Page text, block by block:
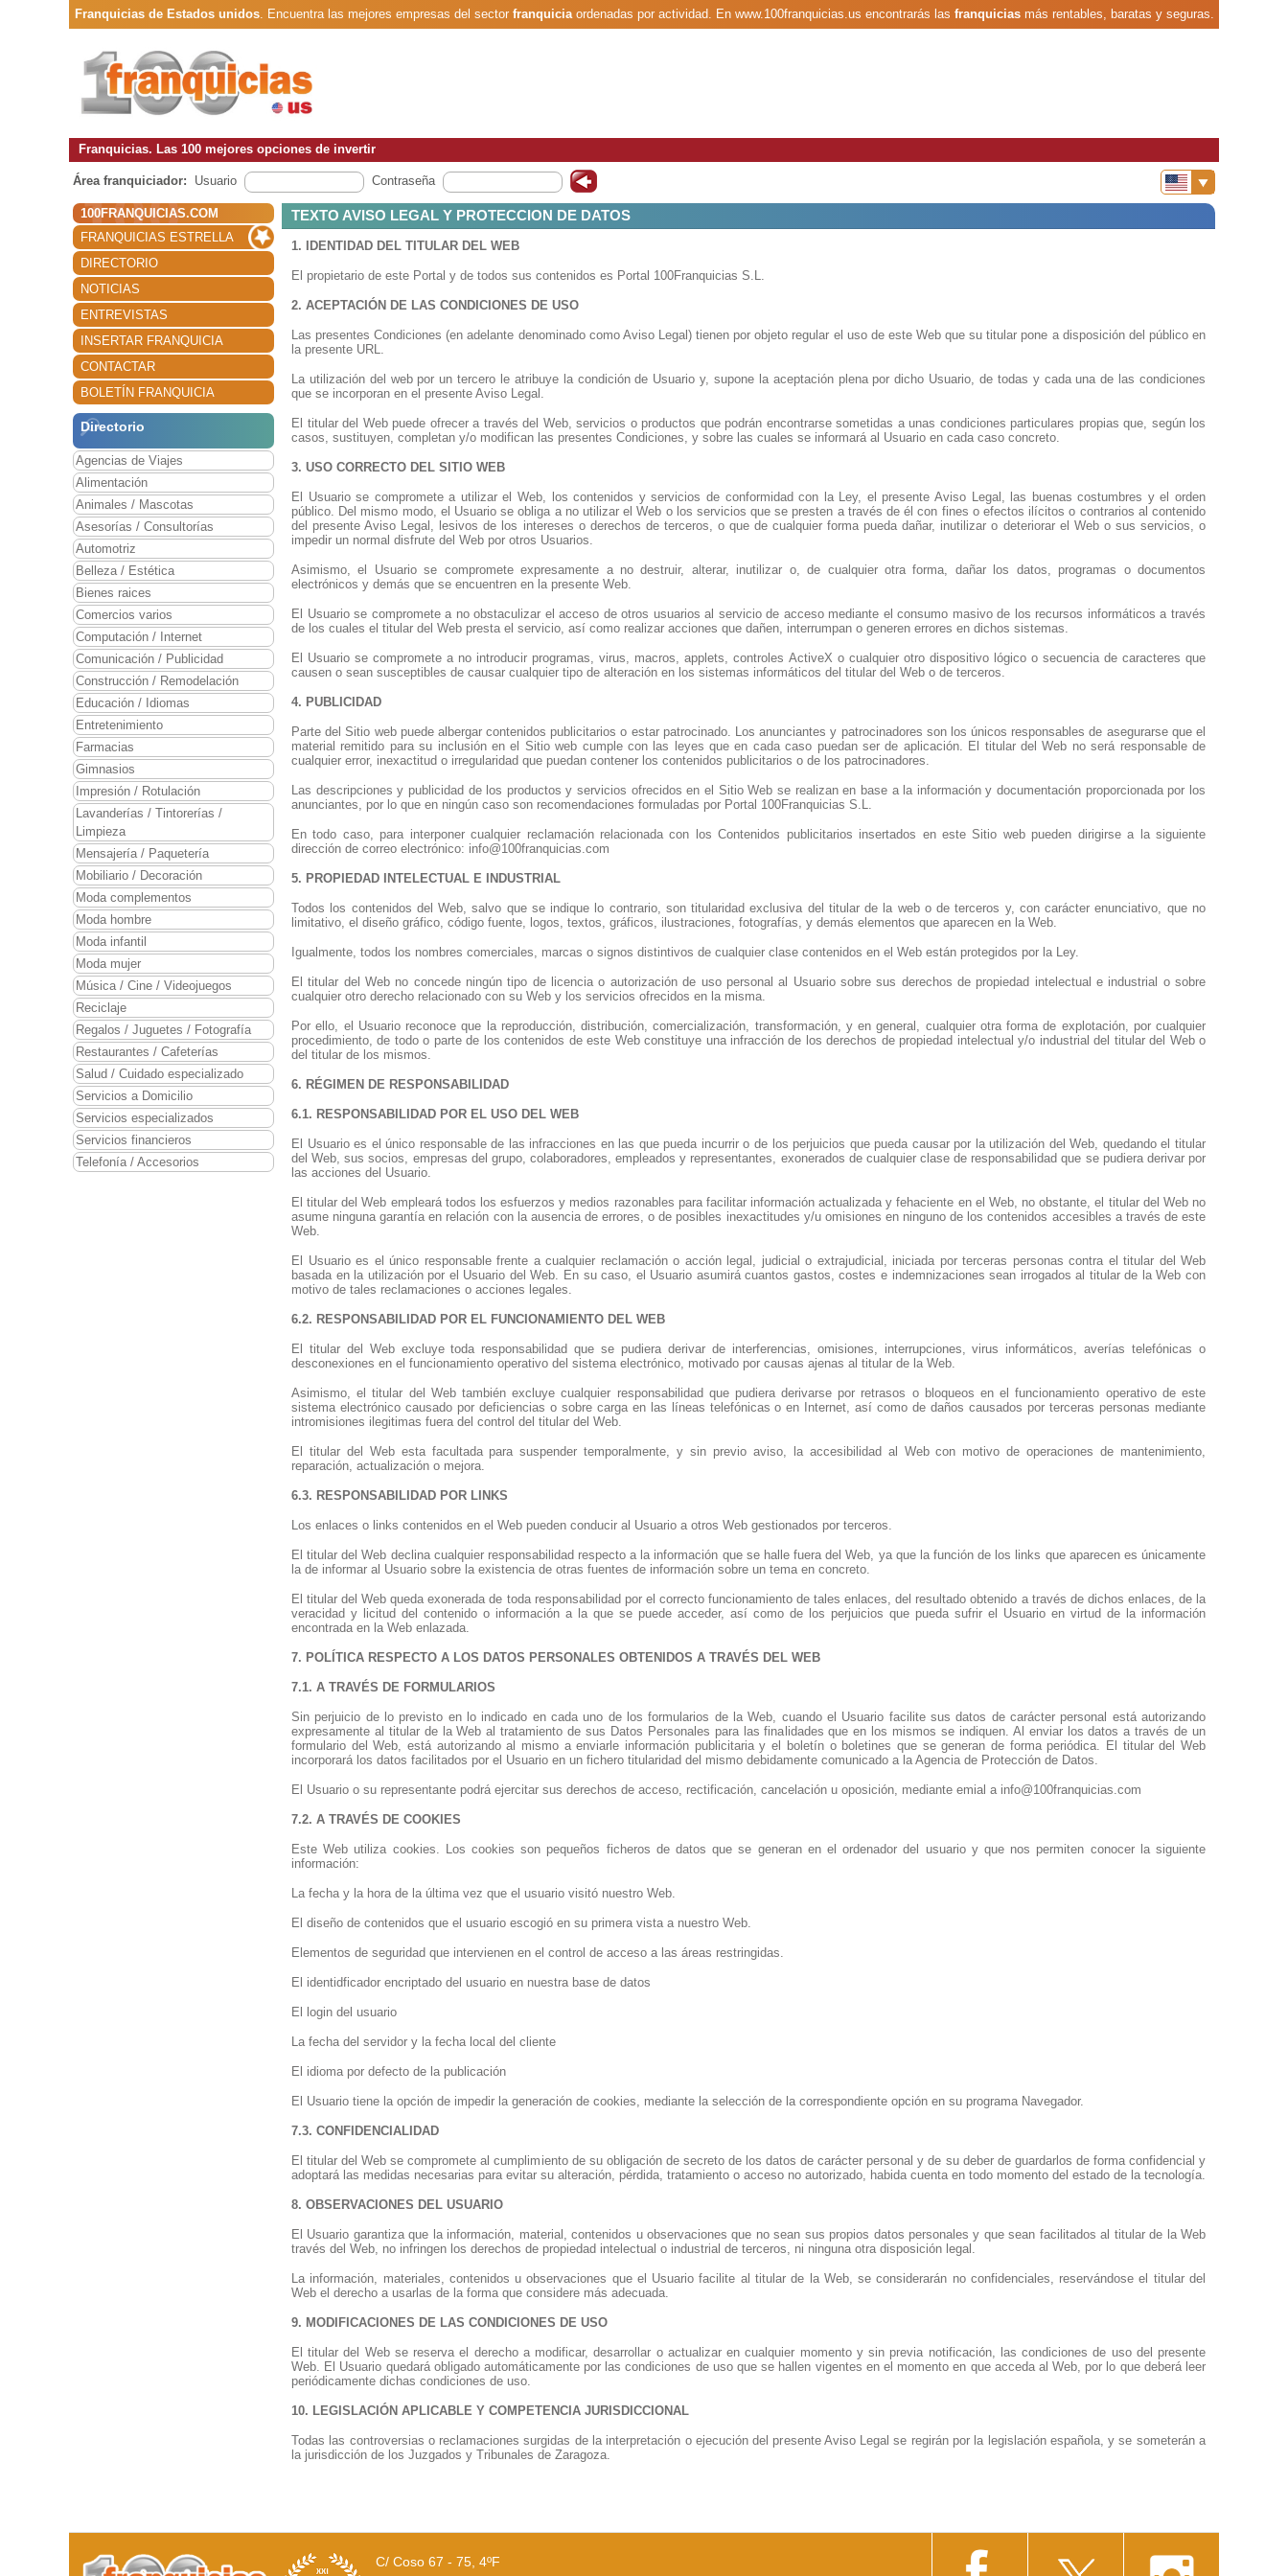
Franquicias de Estados unidos. Encuentra las mejores empresas del sector franquiciaordenadas por actividad. En www.100franquicias.us encontrarás las franquiciasmás rentables, baratas y seguras.
Franquicias. Las 100 mejores opciones de invertir
Área franquiciador: Usuario Contraseña
100FRANQUICIAS.COM
FRANQUICIAS ESTRELLA
DIRECTORIO
NOTICIAS
ENTREVISTAS
INSERTAR FRANQUICIA
CONTACTAR
BOLETÍN FRANQUICIA
Directorio
Agencias de Viajes
Alimentación
Animales / Mascotas
Asesorías / Consultorías
Automotriz
Belleza / Estética
Bienes raices
Comercios varios
Computación / Internet
Comunicación / Publicidad
Construcción / Remodelación
Educación / Idiomas
Entretenimiento
Farmacias
Gimnasios
Impresión / Rotulación
Lavanderías / Tintorerías /
Limpieza
Mensajería / Paquetería
Mobiliario / Decoración
Moda complementos
Moda hombre
Moda infantil
Moda mujer
Música / Cine / Videojuegos
Reciclaje
Regalos / Juguetes / Fotografía
Restaurantes / Cafeterías
Salud / Cuidado especializado
Servicios a Domicilio
Servicios especializados
Servicios financieros
Telefonía / Accesorios
TEXTO AVISO LEGAL Y PROTECCION DE DATOS
1. IDENTIDAD DEL TITULAR DEL WEB
El propietario de este Portal y de todos sus contenidos es Portal 100Franquicias S.L.
2. ACEPTACIÓN DE LAS CONDICIONES DE USO
Las presentes Condiciones (en adelante denominado como Aviso Legal) tienen por objeto regular el uso de este Web que su titular pone a disposición del público en
la presente URL.
La utilización del web por un tercero le atribuye la condición de Usuario y, supone la aceptación plena por dicho Usuario, de todas y cada una de las condiciones
que se incorporan en el presente Aviso Legal.
El titular del Web puede ofrecer a través del Web, servicios o productos que podrán encontrarse sometidas a unas condiciones particulares propias que, según los
casos, sustituyen, completan y/o modifican las presentes Condiciones, y sobre las cuales se informará al Usuario en cada caso concreto.
3. USO CORRECTO DEL SITIO WEB
El Usuario se compromete a utilizar el Web, los contenidos y servicios de conformidad con la Ley, el presente Aviso Legal, las buenas costumbres y el orden
público. Del mismo modo, el Usuario se obliga a no utilizar el Web o los servicios que se presten a través de él con fines o efectos ilícitos o contrarios al contenido
del presente Aviso Legal, lesivos de los intereses o derechos de terceros, o que de cualquier forma pueda dañar, inutilizar o deteriorar el Web o sus servicios, o
impedir un normal disfrute del Web por otros Usuarios.
Asimismo, el Usuario se compromete expresamente a no destruir, alterar, inutilizar o, de cualquier otra forma, dañar los datos, programas o documentos
electrónicos y demás que se encuentren en la presente Web.
El Usuario se compromete a no obstaculizar el acceso de otros usuarios al servicio de acceso mediante el consumo masivo de los recursos informáticos a través
de los cuales el titular del Web presta el servicio, así como realizar acciones que dañen, interrumpan o generen errores en dichos sistemas.
El Usuario se compromete a no introducir programas, virus, macros, applets, controles ActiveX o cualquier otro dispositivo lógico o secuencia de caracteres que
causen o sean susceptibles de causar cualquier tipo de alteración en los sistemas informáticos del titular del Web o de terceros.
4. PUBLICIDAD
Parte del Sitio web puede albergar contenidos publicitarios o estar patrocinado. Los anunciantes y patrocinadores son los únicos responsables de asegurarse que el
material remitido para su inclusión en el Sitio web cumple con las leyes que en cada caso puedan ser de aplicación. El titular del Web no será responsable de
cualquier error, inexactitud o irregularidad que puedan contener los contenidos publicitarios o de los patrocinadores.
Las descripciones y publicidad de los productos y servicios ofrecidos en el Sitio Web se realizan en base a la información y documentación proporcionada por los
anunciantes, por lo que en ningún caso son recomendaciones formuladas por Portal 100Franquicias S.L.
En todo caso, para interponer cualquier reclamación relacionada con los Contenidos publicitarios insertados en este Sitio web pueden dirigirse a la siguiente
dirección de correo electrónico: info@100franquicias.com
5. PROPIEDAD INTELECTUAL E INDUSTRIAL
Todos los contenidos del Web, salvo que se indique lo contrario, son titularidad exclusiva del titular de la web o de terceros y, con carácter enunciativo, que no
limitativo, el diseño gráfico, código fuente, logos, textos, gráficos, ilustraciones, fotografías, y demás elementos que aparecen en la Web.
Igualmente, todos los nombres comerciales, marcas o signos distintivos de cualquier clase contenidos en el Web están protegidos por la Ley.
El titular del Web no concede ningún tipo de licencia o autorización de uso personal al Usuario sobre sus derechos de propiedad intelectual e industrial o sobre
cualquier otro derecho relacionado con su Web y los servicios ofrecidos en la misma.
Por ello, el Usuario reconoce que la reproducción, distribución, comercialización, transformación, y en general, cualquier otra forma de explotación, por cualquier
procedimiento, de todo o parte de los contenidos de este Web constituye una infracción de los derechos de propiedad intelectual y/o industrial del titular del Web o
del titular de los mismos.
6. RÉGIMEN DE RESPONSABILIDAD
6.1. RESPONSABILIDAD POR EL USO DEL WEB
El Usuario es el único responsable de las infracciones en las que pueda incurrir o de los perjuicios que pueda causar por la utilización del Web, quedando el titular
del Web, sus socios, empresas del grupo, colaboradores, empleados y representantes, exonerados de cualquier clase de responsabilidad que se pudiera derivar por
las acciones del Usuario.
El titular del Web empleará todos los esfuerzos y medios razonables para facilitar información actualizada y fehaciente en el Web, no obstante, el titular del Web no
asume ninguna garantía en relación con la ausencia de errores, o de posibles inexactitudes y/u omisiones en ninguno de los contenidos accesibles a través de este
Web.
El Usuario es el único responsable frente a cualquier reclamación o acción legal, judicial o extrajudicial, iniciada por terceras personas contra el titular del Web
basada en la utilización por el Usuario del Web. En su caso, el Usuario asumirá cuantos gastos, costes e indemnizaciones sean irrogados al titular de la Web con
motivo de tales reclamaciones o acciones legales.
6.2. RESPONSABILIDAD POR EL FUNCIONAMIENTO DEL WEB
El titular del Web excluye toda responsabilidad que se pudiera derivar de interferencias, omisiones, interrupciones, virus informáticos, averías telefónicas o
desconexiones en el funcionamiento operativo del sistema electrónico, motivado por causas ajenas al titular de la Web.
Asimismo, el titular del Web también excluye cualquier responsabilidad que pudiera derivarse por retrasos o bloqueos en el funcionamiento operativo de este
sistema electrónico causado por deficiencias o sobre carga en las líneas telefónicas o en Internet, así como de daños causados por terceras personas mediante
intromisiones ilegitimas fuera del control del titular del Web.
El titular del Web esta facultada para suspender temporalmente, y sin previo aviso, la accesibilidad al Web con motivo de operaciones de mantenimiento,
reparación, actualización o mejora.
6.3. RESPONSABILIDAD POR LINKS
Los enlaces o links contenidos en el Web pueden conducir al Usuario a otros Web gestionados por terceros.
El titular del Web declina cualquier responsabilidad respecto a la información que se halle fuera del Web, ya que la función de los links que aparecen es únicamente
la de informar al Usuario sobre la existencia de otras fuentes de información sobre un tema en concreto.
El titular del Web queda exonerada de toda responsabilidad por el correcto funcionamiento de tales enlaces, del resultado obtenido a través de dichos enlaces, de la
veracidad y licitud del contenido o información a la que se puede acceder, así como de los perjuicios que pueda sufrir el Usuario en virtud de la información
encontrada en la Web enlazada.
7. POLÍTICA RESPECTO A LOS DATOS PERSONALES OBTENIDOS A TRAVÉS DEL WEB
7.1. A TRAVÉS DE FORMULARIOS
Sin perjuicio de lo previsto en lo indicado en cada uno de los formularios de la Web, cuando el Usuario facilite sus datos de carácter personal está autorizando
expresamente al titular de la Web al tratamiento de sus Datos Personales para las finalidades que en los mismos se indiquen. Al enviar los datos a través de un
formulario del Web, está autorizando al mismo a enviarle información publicitaria y el boletín o boletines que se generan de forma periódica. El titular del Web
incorporará los datos facilitados por el Usuario en un fichero titularidad del mismo debidamente comunicado a la Agencia de Protección de Datos.
El Usuario o su representante podrá ejercitar sus derechos de acceso, rectificación, cancelación u oposición, mediante emial a info@100franquicias.com
7.2. A TRAVÉS DE COOKIES
Este Web utiliza cookies. Los cookies son pequeños ficheros de datos que se generan en el ordenador del usuario y que nos permiten conocer la siguiente
información:
La fecha y la hora de la última vez que el usuario visitó nuestro Web.
El diseño de contenidos que el usuario escogió en su primera vista a nuestro Web.
Elementos de seguridad que intervienen en el control de acceso a las áreas restringidas.
El identidficador encriptado del usuario en nuestra base de datos
El login del usuario
La fecha del servidor y la fecha local del cliente
El idioma por defecto de la publicación
El Usuario tiene la opción de impedir la generación de cookies, mediante la selección de la correspondiente opción en su programa Navegador.
7.3. CONFIDENCIALIDAD
El titular del Web se compromete al cumplimiento de su obligación de secreto de los datos de carácter personal y de su deber de guardarlos de forma confidencial y
adoptará las medidas necesarias para evitar su alteración, pérdida, tratamiento o acceso no autorizado, habida cuenta en todo momento del estado de la tecnología.
8. OBSERVACIONES DEL USUARIO
El Usuario garantiza que la información, material, contenidos u observaciones que no sean sus propios datos personales y que sean facilitados al titular de la Web
través del Web, no infringen los derechos de propiedad intelectual o industrial de terceros, ni ninguna otra disposición legal.
La información, materiales, contenidos u observaciones que el Usuario facilite al titular de la Web, se considerarán no confidenciales, reservándose el titular del
Web el derecho a usarlas de la forma que considere más adecuada.
9. MODIFICACIONES DE LAS CONDICIONES DE USO
El titular del Web se reserva el derecho a modificar, desarrollar o actualizar en cualquier momento y sin previa notificación, las condiciones de uso del presente
Web. El Usuario quedará obligado automáticamente por las condiciones de uso que se hallen vigentes en el momento en que acceda al Web, por lo que deberá leer
periódicamente dichas condiciones de uso.
10. LEGISLACIÓN APLICABLE Y COMPETENCIA JURISDICCIONAL
Todas las controversias o reclamaciones surgidas de la interpretación o ejecución del presente Aviso Legal se regirán por la legislación española, y se someterán a
la jurisdicción de los Juzgados y Tribunales de Zaragoza.
C/ Coso 67 - 75, 4ºF